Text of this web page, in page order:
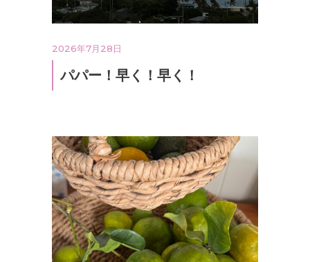
2026年7月28日
パパー！早く！早く！